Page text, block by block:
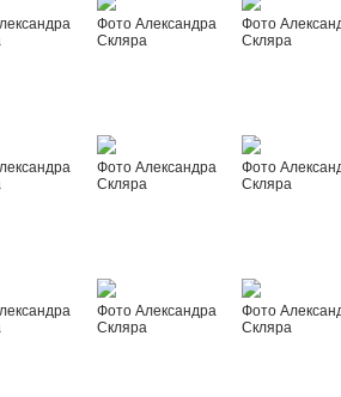
Фото Александра
Скляра
Фото
Скляра
Фото Александра
Скляра
Фото
Скляра
Фото Александра
Скляра
Фото
Скляра